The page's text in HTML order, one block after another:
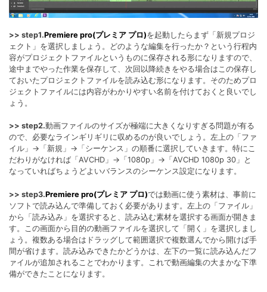
>> step1.Premiere pro(プレミア プロ)を起動したらまず「新規プロジ
ェクト」を選択しましょう。どのような編集を行ったか？という行程内
容がプロジェクトファイルというものに保存される形になりますので、
途中までやった作業を保存して、次回以降続きをやる場合はこの保存し
ておいたプロジェクトファイルを読み込む形になります。そのためプロ
ジェクトファイルには内容がわかりやすい名前を付けておくと良いでし
ょう。
>> step2.動画ファイルのサイズが極端に大きくなりすぎる問題が有る
ので、必要なラインギリギリに収めるのが良いでしょう。左上の「ファ
イル」→「新規」→「シーケンス」の順番に選択していきます。特にこ
だわりがなければ「AVCHD」→「1080p」→「AVCHD 1080p 30」と
なっていればちょうどよいバランスのシーケンス設定になります。
>> step3.Premiere pro(プレミア プロ)では動画に使う素材は、事前に
ソフトで読み込んで準備しておく必要があります。左上の「ファイル」
から「読み込み」を選択すると、読み込む素材を選択する画面が開きま
す。この画面から目的の動画ファイルを選択して「開く」を選択しまし
ょう。複数ある場合はドラッグして範囲選択で複数選んでから開けば手
間が省けます。読み込みできたかどうかは、左下の一覧に読み込んだフ
ァイルが追加されることでわかります。これで動画編集の大まかな下準
備ができたことになります。